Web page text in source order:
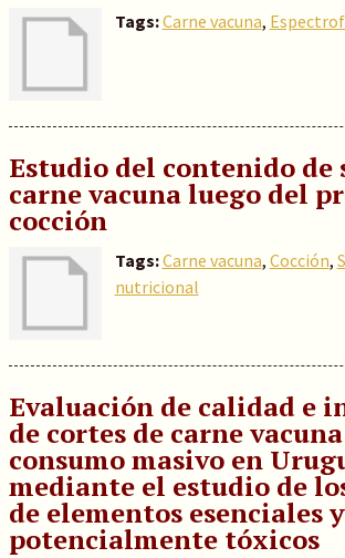
Tags:Carne vacuna,
Estudio del contenido de
carne vacuna luego del
cocción
Tags:Carne vacuna, Cocción,
nutricional
Evaluación de calidad e
de cortes de carne
consumo masivo en
mediante el estudio de
de elementos esenciales y
potencialmente tóxicos